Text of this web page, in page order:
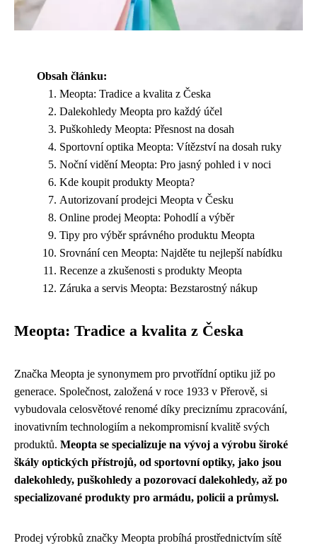
Obsah článku:
Meopta: Tradice a kvalita z Česka
Dalekohledy Meopta pro každý účel
Puškohledy Meopta: Přesnost na dosah
Sportovní optika Meopta: Vítězství na dosah ruky
Noční vidění Meopta: Pro jasný pohled i v noci
Kde koupit produkty Meopta?
Autorizovaní prodejci Meopta v Česku
Online prodej Meopta: Pohodlí a výběr
Tipy pro výběr správného produktu Meopta
Srovnání cen Meopta: Najděte tu nejlepší nabídku
Recenze a zkušenosti s produkty Meopta
Záruka a servis Meopta: Bezstarostný nákup
Meopta: Tradice a kvalita z Česka
Značka Meopta je synonymem pro prvotřídní optiku již po
generace. Společnost, založená v roce 1933 v Přerově, si
vybudovala celosvětové renomé díky preciznímu zpracování,
inovativním technologiím a nekompromisní kvalitě svých
produktů. Meopta se specializuje na vývoj a výrobu široké
škály optických přístrojů, od sportovní optiky, jako jsou
dalekohledy, puškohledy a pozorovací dalekohledy, až po
specializované produkty pro armádu, policii a průmysl.
Prodej výrobků značky Meopta probíhá prostřednictvím sítě